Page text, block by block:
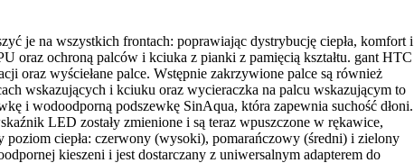
je na wszystkich frontach: poprawiając dystrybucję ciepła, komfort i
oraz ochroną palców i kciuka z pianki z pamięcią kształtu. gant HTC
oraz wyściełane palce. Wstępnie zakrzywione palce są również
wskazujących i kciuku oraz wycieraczka na palcu wskazującym to
i wodoodporną podszewkę SinAqua, która zapewnia suchość dłoni.
LED zostały zmienione i są teraz wpuszczone w rękawice,
ciepła: czerwony (wysoki), pomarańczowy (średni) i zielony
kieszeni i jest dostarczany z uniwersalnym adapterem do